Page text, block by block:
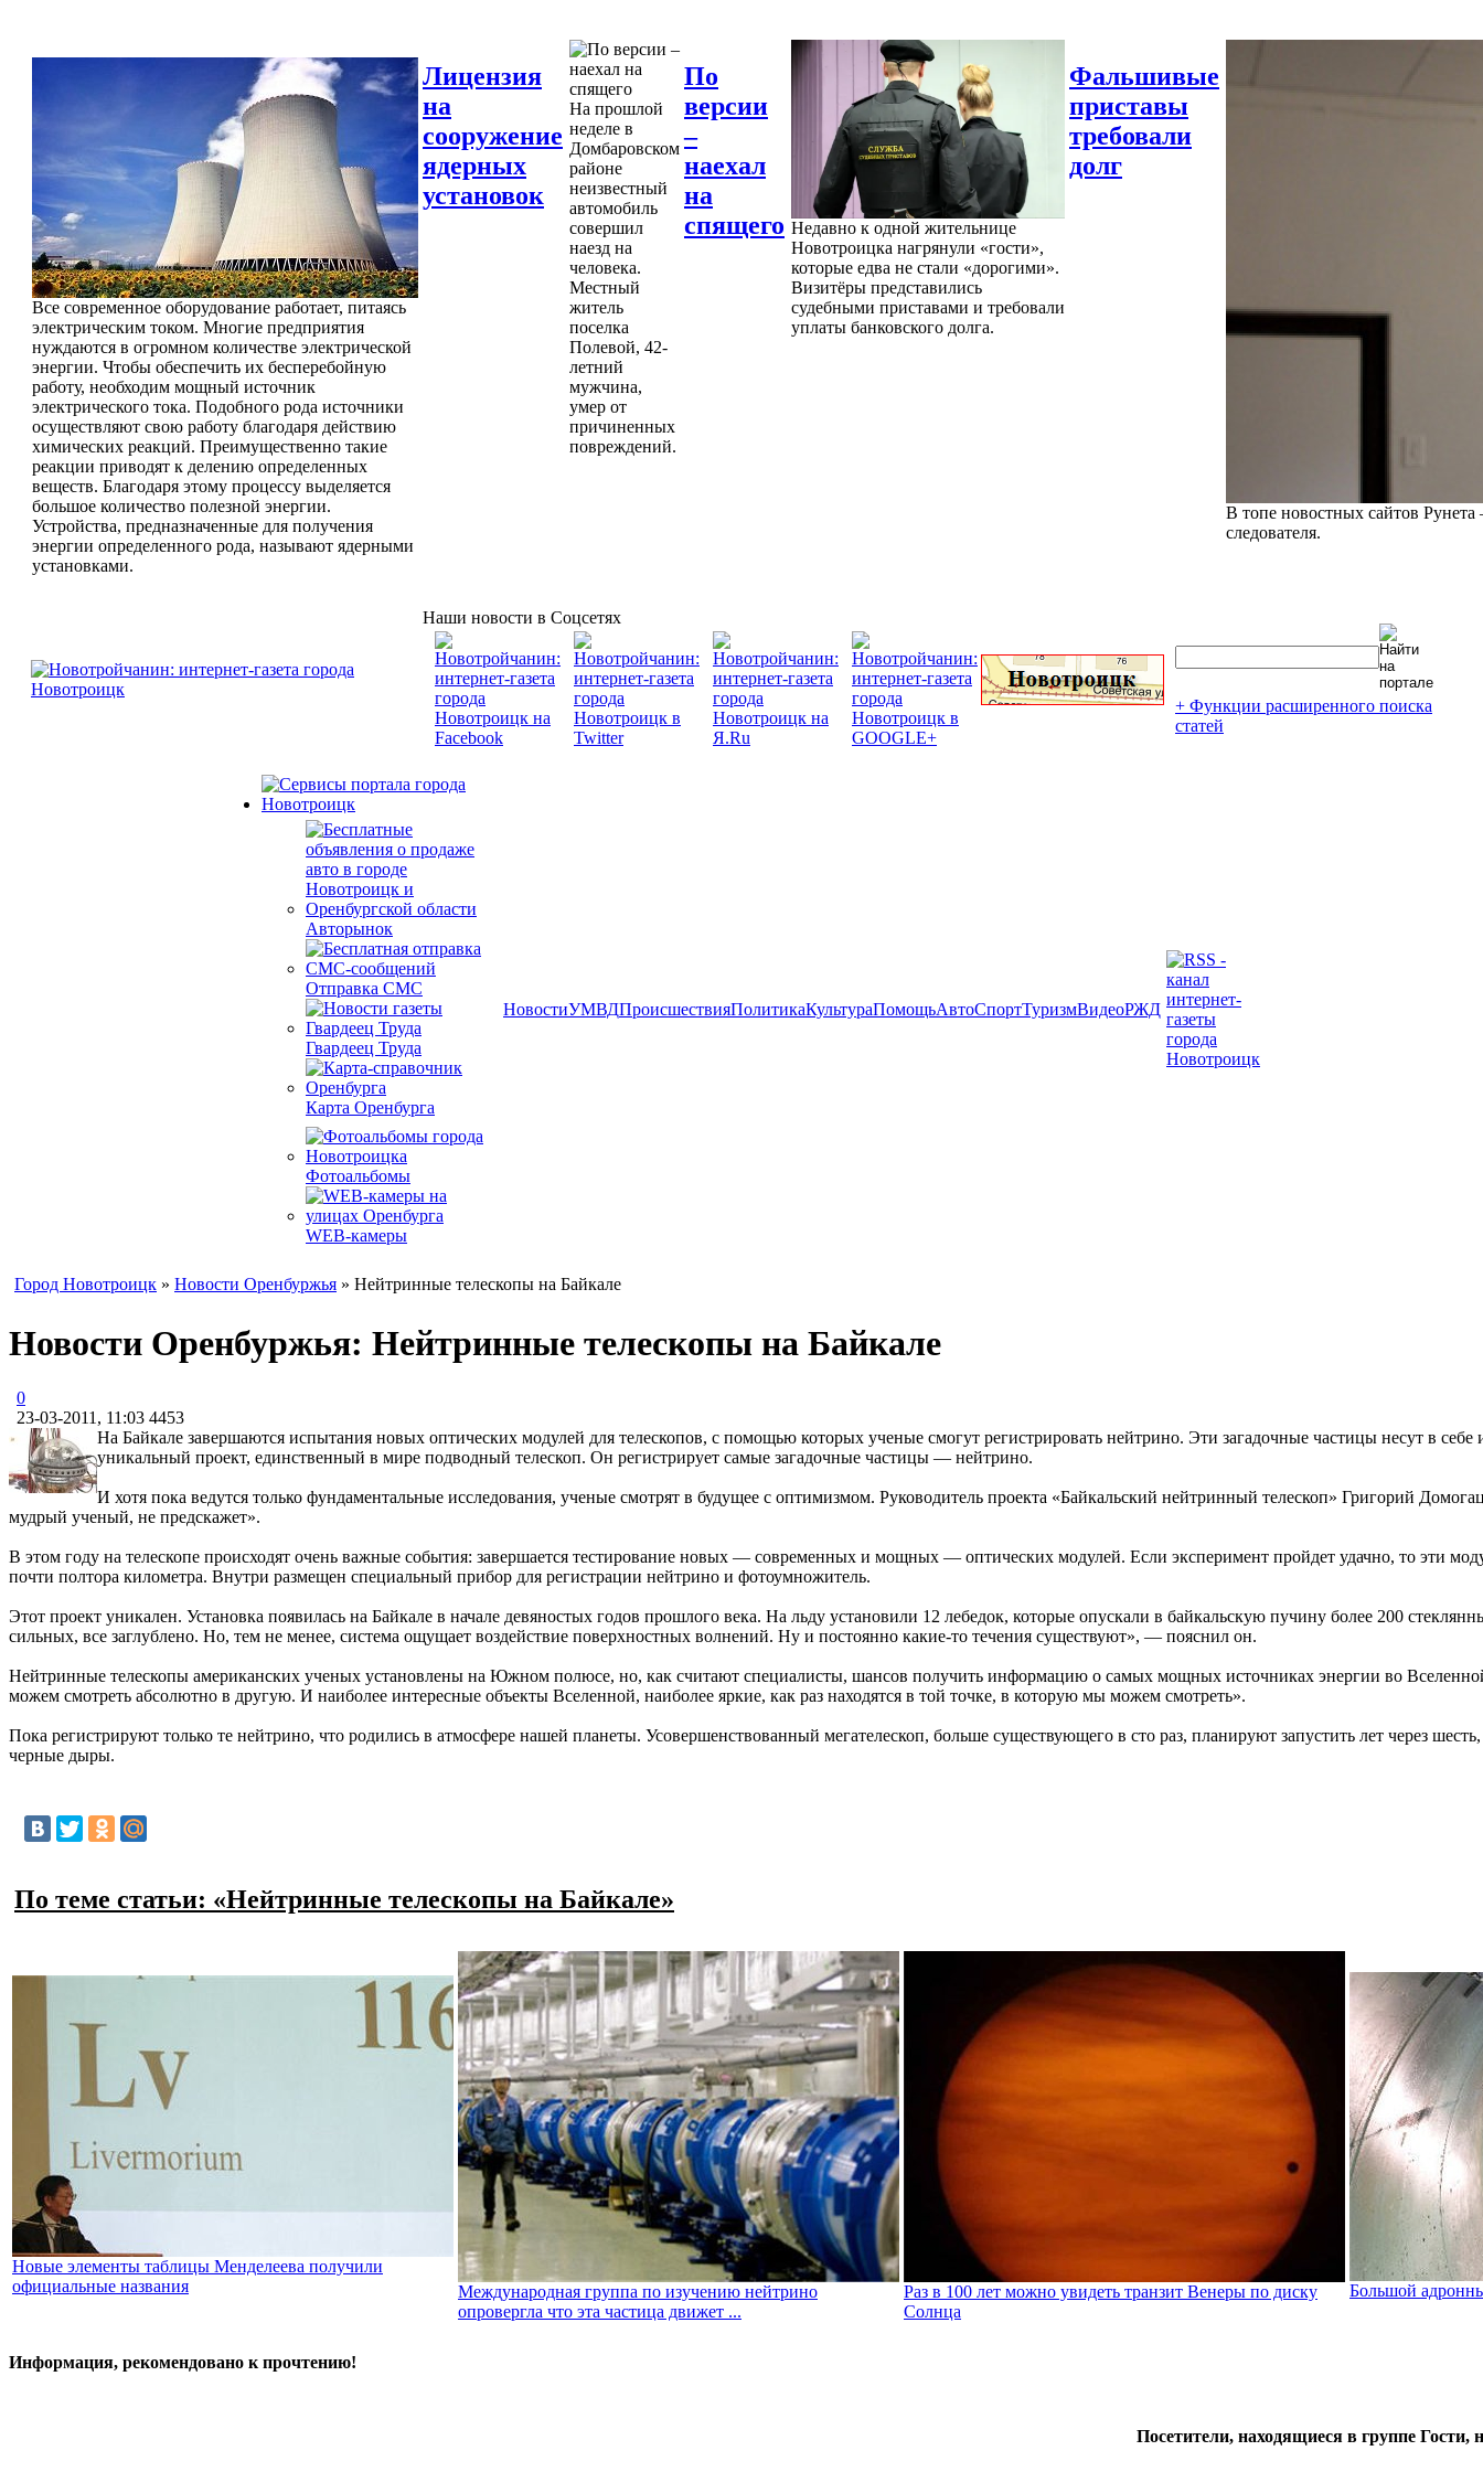
Все современное оборудование работает, питаясь
электрическим током. Многие предприятия
нуждаются в огромном количестве электрической
энергии. Чтобы обеспечить их бесперебойную
работу, необходим мощный источник
электрического тока. Подобного рода источники
осуществляют свою работу благодаря действию
химических реакций. Преимущественно такие
реакции приводят к делению определенных
веществ. Благодаря этому процессу выделяется
большое количество полезной энергии.
Устройства, предназначенные для получения
энергии определенного рода, называют ядерными
установками.
Лицензия
на
сооружение
ядерных
установок
На прошлой
неделе в
Домбаровском
районе
неизвестный
автомобиль
совершил
наезд на
человека.
Местный
житель
поселка
Полевой, 42-
летний
мужчина,
умер от
причиненных
повреждений.
По
версии
–
наехал
на
спящего Недавно к одной жительнице
Новотроицка нагрянули «гости»,
которые едва не стали «дорогими».
Визитёры представились
судебными приставами и требовали
уплаты банковского долга.
Фальшивые
приставы
требовали
долг
В топе новостных сайтов Рунета
следователя.
Наши новости в Соцсетях
+ Функции расширенного поиска
статей
Авторынок
Отправка СМС
Гвардеец Труда
Карта Оренбурга
Фотоальбомы
WEB-камеры
НовостиУМВДПроисшествияПолитикаКультураПомощьАвтоСпортТуризмВидеоРЖД
Город Новотроицк » Новости Оренбуржья » Нейтринные телескопы на Байкале
Новости Оренбуржья: Нейтринные телескопы на Байкале
0
23-03-2011, 11:03 4453
На Байкале завершаются испытания новых оптических модулей для телескопов, с помощью которых ученые смогут регистрировать нейтрино. Эти загадочные частицы несут в
уникальный проект, единственный в мире подводный телескоп. Он регистрирует самые загадочные частицы — нейтрино.
И хотя пока ведутся только фундаментальные исследования, ученые смотрят в будущее с оптимизмом. Руководитель проекта «Байкальский нейтринный телескоп» Григорий
мудрый ученый, не предскажет».
В этом году на телескопе происходят очень важные события: завершается тестирование новых — современных и мощных — оптических модулей. Если эксперимент пройдет удачно, то эти
почти полтора километра. Внутри размещен специальный прибор для регистрации нейтрино и фотоумножитель.
Этот проект уникален. Установка появилась на Байкале в начале девяностых годов прошлого века. На льду установили 12 лебедок, которые опускали в байкальскую пучину более 200
сильных, все заглублено. Но, тем не менее, система ощущает воздействие поверхностных волнений. Ну и постоянно какие-то течения существуют», — пояснил он.
Нейтринные телескопы американских ученых установлены на Южном полюсе, но, как считают специалисты, шансов получить информацию о самых мощных источниках энергии во
можем смотреть абсолютно в другую. И наиболее интересные объекты Вселенной, наиболее яркие, как раз находятся в той точке, в которую мы можем смотреть».
Пока регистрируют только те нейтрино, что родились в атмосфере нашей планеты. Усовершенствованный мегателескоп, больше существующего в сто раз, планируют запустить лет через
черные дыры.
По теме статьи: «Нейтринные телескопы на Байкале»
Новые элементы таблицы Менделеева получили
официальные названия
Международная группа по изучению нейтрино
опровергла что эта частица движет ...
Раз в 100 лет можно увидеть транзит Венеры по диску
Солнца
Большой
Информация, рекомендовано к прочтению!
Посетители, находящиеся в группе Гости,